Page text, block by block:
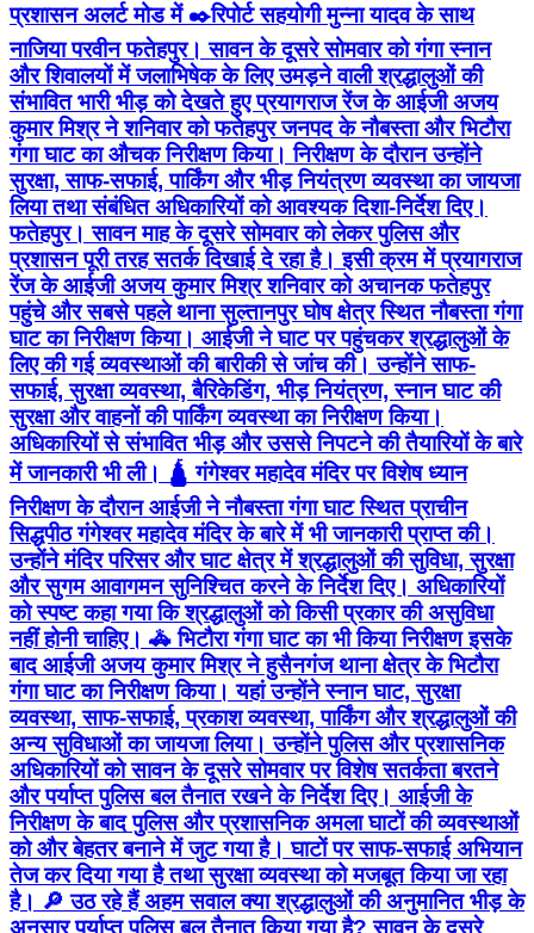
प्रशासन अलर्ट मोड में ✒️रिपोर्ट सहयोगी मुन्ना यादव के साथ
नाजिया परवीन फतेहपुर। सावन के दूसरे सोमवार को गंगा स्नान
और शिवालयों में जलाभिषेक के लिए उमड़ने वाली श्रद्धालुओं की
संभावित भारी भीड़ को देखते हुए प्रयागराज रेंज के आईजी अजय
कुमार मिश्र ने शनिवार को फतेहपुर जनपद के नौबस्ता और भिटौरा
गंगा घाट का औचक निरीक्षण किया। निरीक्षण के दौरान उन्होंने
सुरक्षा, साफ-सफाई, पार्किंग और भीड़ नियंत्रण व्यवस्था का जायजा
लिया तथा संबंधित अधिकारियों को आवश्यक दिशा-निर्देश दिए।
फतेहपुर। सावन माह के दूसरे सोमवार को लेकर पुलिस और
प्रशासन पूरी तरह सतर्क दिखाई दे रहा है। इसी क्रम में प्रयागराज
रेंज के आईजी अजय कुमार मिश्र शनिवार को अचानक फतेहपुर
पहुंचे और सबसे पहले थाना सुल्तानपुर घोष क्षेत्र स्थित नौबस्ता गंगा
घाट का निरीक्षण किया। आईजी ने घाट पर पहुंचकर श्रद्धालुओं के
लिए की गई व्यवस्थाओं की बारीकी से जांच की। उन्होंने साफ-
सफाई, सुरक्षा व्यवस्था, बैरिकेडिंग, भीड़ नियंत्रण, स्नान घाट की
सुरक्षा और वाहनों की पार्किंग व्यवस्था का निरीक्षण किया।
अधिकारियों से संभावित भीड़ और उससे निपटने की तैयारियों के बारे
में जानकारी भी ली। 🛕 गंगेश्वर महादेव मंदिर पर विशेष ध्यान
निरीक्षण के दौरान आईजी ने नौबस्ता गंगा घाट स्थित प्राचीन
सिद्धपीठ गंगेश्वर महादेव मंदिर के बारे में भी जानकारी प्राप्त की।
उन्होंने मंदिर परिसर और घाट क्षेत्र में श्रद्धालुओं की सुविधा, सुरक्षा
और सुगम आवागमन सुनिश्चित करने के निर्देश दिए। अधिकारियों
को स्पष्ट कहा गया कि श्रद्धालुओं को किसी प्रकार की असुविधा
नहीं होनी चाहिए। 🚓 भिटौरा गंगा घाट का भी किया निरीक्षण इसके
बाद आईजी अजय कुमार मिश्र ने हुसैनगंज थाना क्षेत्र के भिटौरा
गंगा घाट का निरीक्षण किया। यहां उन्होंने स्नान घाट, सुरक्षा
व्यवस्था, साफ-सफाई, प्रकाश व्यवस्था, पार्किंग और श्रद्धालुओं की
अन्य सुविधाओं का जायजा लिया। उन्होंने पुलिस और प्रशासनिक
अधिकारियों को सावन के दूसरे सोमवार पर विशेष सतर्कता बरतने
और पर्याप्त पुलिस बल तैनात रखने के निर्देश दिए। आईजी के
निरीक्षण के बाद पुलिस और प्रशासनिक अमला घाटों की व्यवस्थाओं
को और बेहतर बनाने में जुट गया है। घाटों पर साफ-सफाई अभियान
तेज कर दिया गया है तथा सुरक्षा व्यवस्था को मजबूत किया जा रहा
है। 🔎 उठ रहे हैं अहम सवाल क्या श्रद्धालुओं की अनुमानित भीड़ के